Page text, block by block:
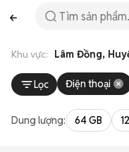
Khu vực: Lâm Đồng,
Lọc Điện thoại
Dung lượng: 64 GB